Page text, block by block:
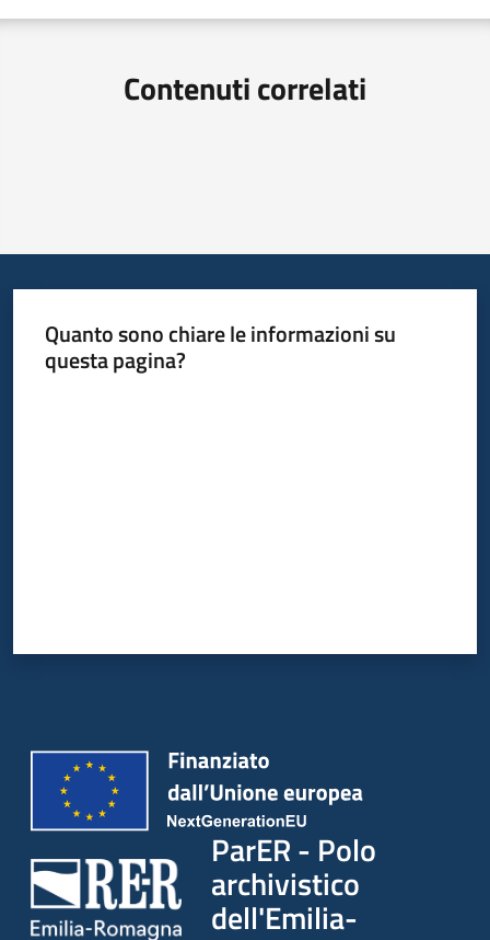
Contenuti correlati
Quanto sono chiare le informazioni su
questa pagina?
ParER - Polo
archivistico
dell'Emilia-